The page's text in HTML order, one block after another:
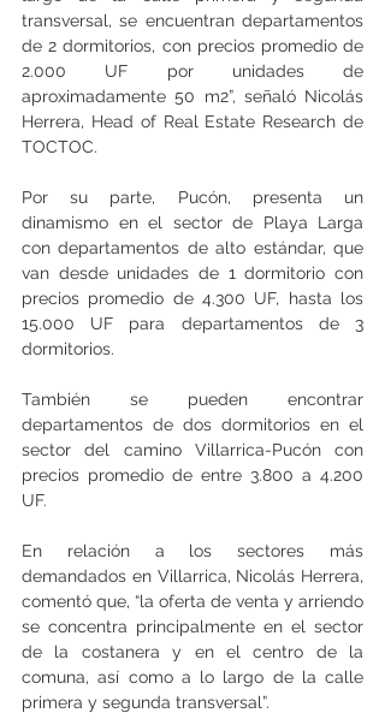
transversal, se encuentran departamentos
de 2 dormitorios, con precios promedio de
2.000 UF por unidades de
aproximadamente 50 m2”, señaló Nicolás
Herrera, Head of Real Estate Research de
TOCTOC.
Por su parte, Pucón, presenta un
dinamismo en el sector de Playa Larga
con departamentos de alto estándar, que
van desde unidades de 1 dormitorio con
precios promedio de 4.300 UF, hasta los
15.000 UF para departamentos de 3
dormitorios.
También se pueden encontrar
departamentos de dos dormitorios en el
sector del camino Villarrica-Pucón con
precios promedio de entre 3.800 a 4.200
UF.
En relación a los sectores más
demandados en Villarrica, Nicolás Herrera,
comentó que, “la oferta de venta y arriendo
se concentra principalmente en el sector
de la costanera y en el centro de la
comuna, así como a lo largo de la calle
primera y segunda transversal”.